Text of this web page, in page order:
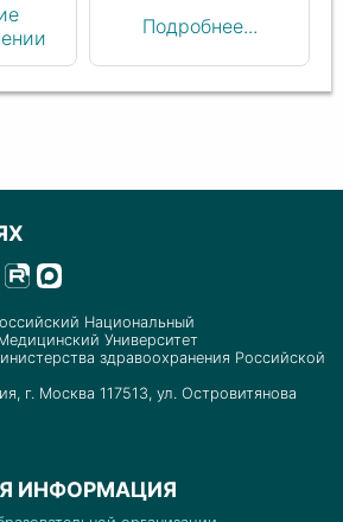
Подробнее...
Национальный
Университет
здравоохранения Российской
г. Москва 117513, ул. Островитянова
ИНФОРМАЦИЯ